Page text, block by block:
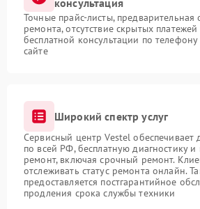
консультация
Точные прайс-листы, предварительная
ремонта, отсутствие скрытых
бесплатной консультации по
сайте
Широкий спектр услуг
Сервисный центр Vestel обеспечивает
по всей РФ, бесплатную диагностику и
ремонт, включая срочный ремонт.
отслеживать статус ремонта онлайн.
предоставляется постгарантийное
продления срока службы техники